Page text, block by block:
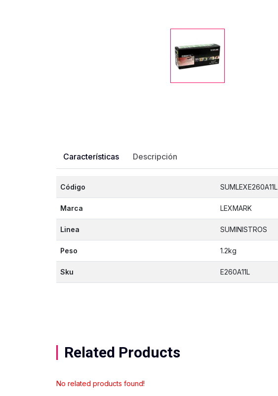
Características Descripción
Código SUMLEXE260A11L
Marca LEXMARK
Linea SUMINISTROS
Peso 1.2kg
Sku E260A11L
Related Products
No related products found!